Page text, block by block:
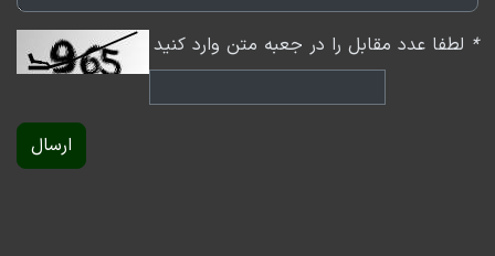
* لطفا عدد مقابل را در جعبه متن وارد کنید
ارسال